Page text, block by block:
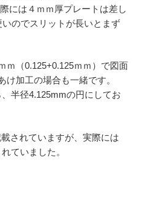
には４ｍｍ厚プレートは差し
のでスリットが長いとまず
ｍ（0.125+0.125ｍｍ）で図面
け加工の場合も一緒です。
半径4.125mmの円にしてお
されていますが、実際には
ていました。